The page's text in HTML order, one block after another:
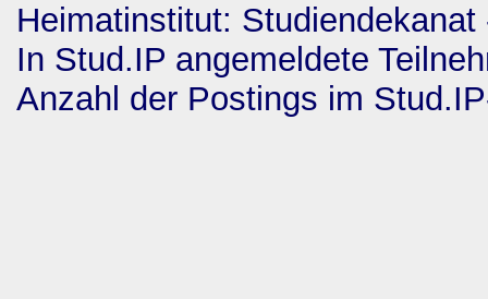
Heimatinstitut:
In Stud.IP angemeldete
Anzahl der Postings im